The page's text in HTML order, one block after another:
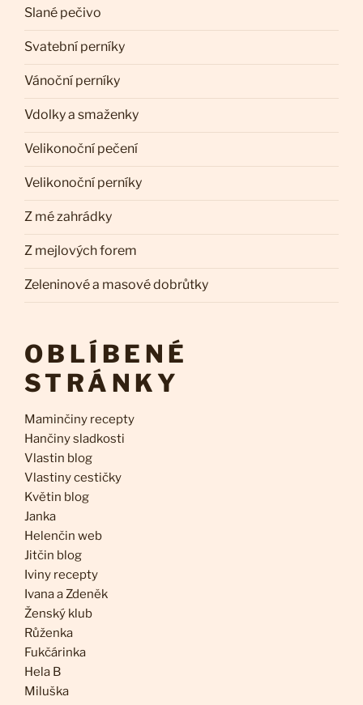
Slané pečivo
Svatební perníky
Vánoční perníky
Vdolky a smaženky
Velikonoční pečení
Velikonoční perníky
Z mé zahrádky
Z mejlových forem
Zeleninové a masové dobrůtky
OBLÍBENÉ
STRÁNKY
Maminčiny recepty
Hančiny sladkosti
Vlastin blog
Vlastiny cestičky
Květin blog
Janka
Helenčin web
Jitčin blog
Iviny recepty
Ivana a Zdeněk
Ženský klub
Růženka
Fukčárinka
Hela B
Miluška